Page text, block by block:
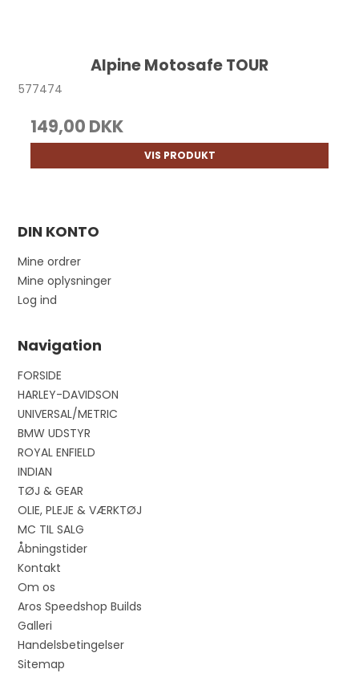
Alpine Motosafe TOUR
577474
149,00 DKK
VIS PRODUKT
DIN KONTO
Mine ordrer
Mine oplysninger
Log ind
Navigation
FORSIDE
HARLEY-DAVIDSON
UNIVERSAL/METRIC
BMW UDSTYR
ROYAL ENFIELD
INDIAN
TØJ & GEAR
OLIE, PLEJE & VÆRKTØJ
MC TIL SALG
Åbningstider
Kontakt
Om os
Aros Speedshop Builds
Galleri
Handelsbetingelser
Sitemap